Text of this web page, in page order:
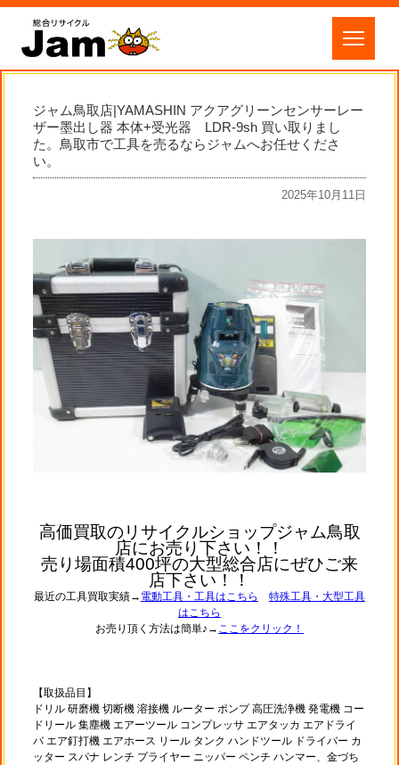
ジャム鳥取店|YAMASHIN アクアグリーンセンサーレー
ザー墨出し器 本体+受光器 LDR-9sh 買い取りまし
た。鳥取市で工具を売るならジャムへお任せくださ
い。
2025年10月11日
高価買取のリサイクルショップジャム鳥取
店にお売り下さい！！
売り場面積400坪の大型総合店にぜひご来
店下さい！！
最近の工具買取実績→ 電動工具・工具はこちら
特殊工具・大型工具
はこちら
お売り頂く方法は簡単♪→ ここをクリック！
【取扱品目】
ドリル 研磨機 切断機 溶接機 ルーター ポンプ 高圧洗浄機 発電機 コー
ドリール 集塵機 エアーツール コンプレッサ エアタッカ エアドライ
バ エア釘打機 エアホース リール タンク ハンドツール ドライバー カ
ッター スパナ レンチ プライヤー ニッパー ペンチ ハンマー、金づち